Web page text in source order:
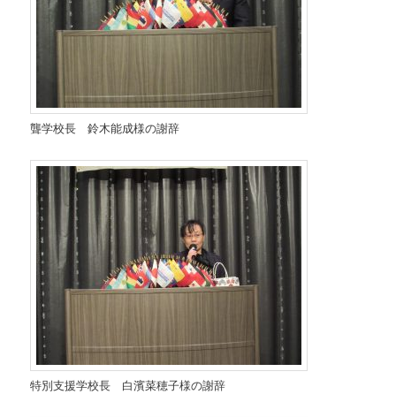
聾学校長 鈴木能成様の謝辞
特別支援学校長 白濱菜穂子様の謝辞